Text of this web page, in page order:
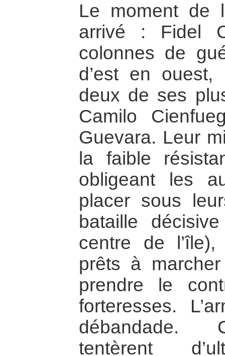
Le moment de
arrivé : Fidel
colonnes de
d’est en
deux de ses
Camilo
Guevara. Leur
la faible
obligeant les
placer sous
bataille
centre de
prêts à
prendre le
forteresses.
débandade.
tentèrent